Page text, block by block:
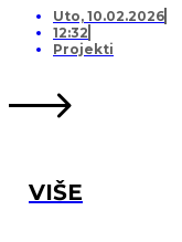
Uto, 10.02.2026
12:32
Projekti
VIŠE